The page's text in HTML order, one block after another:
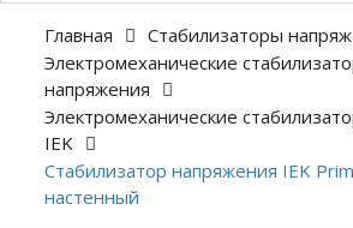
Главная
Стабилизаторы
Электромеханические
напряжения
Электромеханические
IEK
Стабилизатор напряжения IEK
настенный